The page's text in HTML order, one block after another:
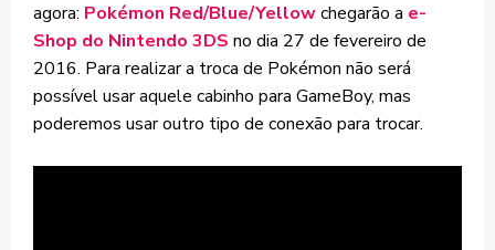
agora: Pokémon Red/Blue/Yellowchegarão a e-
Shop do Nintendo 3DS no dia 27 de fevereiro de
2016. Para realizar a troca de Pokémon não será
possível usar aquele cabinho para GameBoy, mas
poderemos usar outro tipo de conexão para trocar.